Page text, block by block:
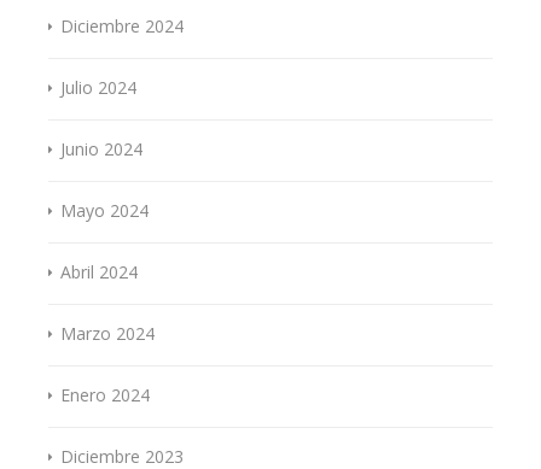
Diciembre 2024
Julio 2024
Junio 2024
Mayo 2024
Abril 2024
Marzo 2024
Enero 2024
Diciembre 2023